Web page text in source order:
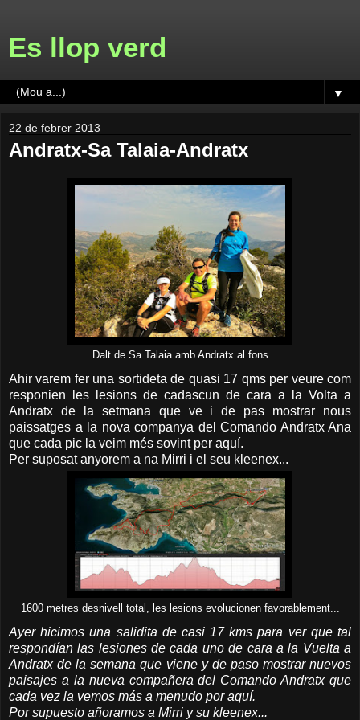
Es llop verd
▼
22 de febrer 2013
Andratx-Sa Talaia-Andratx
Dalt de Sa Talaia amb Andratx al fons
Ahir varem fer una sortideta de quasi 17 qms per veure com
responien les lesions de cadascun de cara a la Volta a
Andratx de la setmana que ve i de pas mostrar nous
paissatges a la nova companya del Comando Andratx Ana
que cada pic la veim més sovint per aquí.
Per suposat anyorem a na Mirri i el seu kleenex...
1600 metres desnivell total, les lesions evolucionen favorablement...
Ayer hicimos una salidita de casi 17 kms para ver que tal
respondían las lesiones de cada uno de cara a la Vuelta a
Andratx de la semana que viene y de paso mostrar nuevos
paisajes a la nueva compañera del Comando Andratx que
cada vez la vemos más a menudo por aquí.
Por supuesto añoramos a Mirri y su kleenex...